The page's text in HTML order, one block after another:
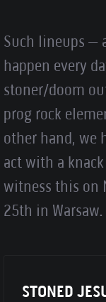
Such lineups –
happen every
stoner/doom
prog rock
other hand, we
act with a
witness this on
25th in Warsaw.
STONED